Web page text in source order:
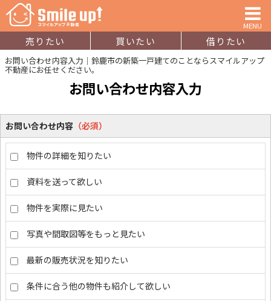
MENU
売りたい 買いたい 借りたい
お問い合わせ内容入力｜鈴鹿市の新築一戸建てのことならスマイルアップ
不動産にお任せください。
お問い合わせ内容入力
お問い合わせ内容 （必須）
物件の詳細を知りたい
資料を送って欲しい
物件を実際に見たい
写真や間取図等をもっと見たい
最新の販売状況を知りたい
条件に合う他の物件も紹介して欲しい